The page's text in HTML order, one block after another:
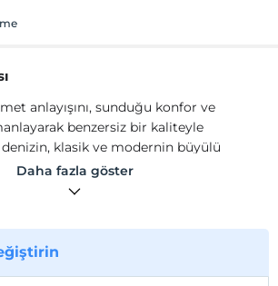
anlayışını, sunduğu konfor ve
benzersiz bir kaliteyle
klasik ve modernin büyülü
hizmetin güler yüzüyle kendinizi
oda bulunmaktadır. Odalarda TV,
emanet kasası standart olup,
Daha fazla göster